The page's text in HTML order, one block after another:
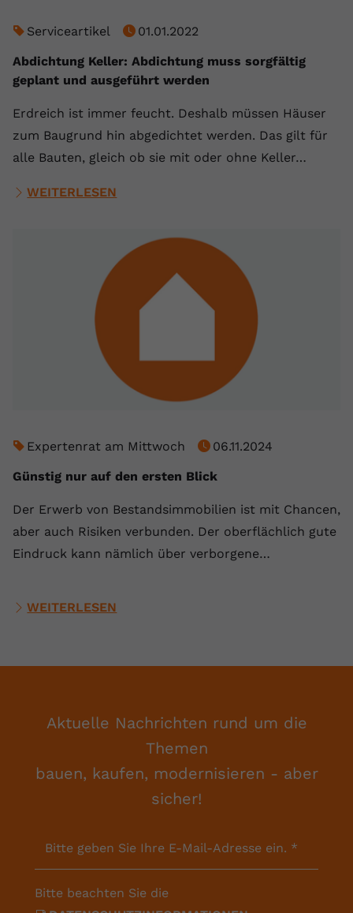
Serviceartikel
01.01.2022
Abdichtung Keller: Abdichtung muss sorgfältig
geplant und ausgeführt werden
Erdreich ist immer feucht. Deshalb müssen Häuser
zum Baugrund hin abgedichtet werden. Das gilt für
alle Bauten, gleich ob sie mit oder ohne Keller…
WEITERLESEN
Expertenrat am Mittwoch
06.11.2024
Günstig nur auf den ersten Blick
Der Erwerb von Bestandsimmobilien ist mit Chancen,
aber auch Risiken verbunden. Der oberflächlich gute
Eindruck kann nämlich über verborgene…
WEITERLESEN
Aktuelle Nachrichten rund um die
Themen
bauen, kaufen, modernisieren - aber
sicher!
Bitte geben Sie Ihre E-Mail-Adresse ein. *
Bitte beachten Sie die